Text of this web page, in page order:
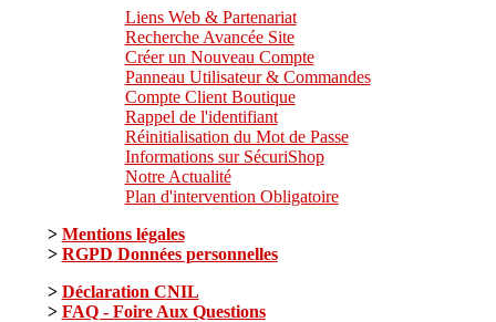
Liens Web & Partenariat
Recherche Avancée Site
Créer un Nouveau Compte
Panneau Utilisateur & Commandes
Compte Client Boutique
Rappel de l'identifiant
Réinitialisation du Mot de Passe
Informations sur SécuriShop
Notre Actualité
Plan d'intervention Obligatoire
> Mentions légales
> RGPD Données personnelles
> Déclaration CNIL
> FAQ - Foire Aux Questions